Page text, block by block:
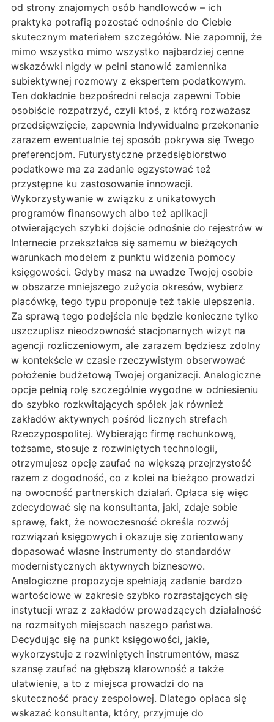
od strony znajomych osób handlowców – ich
praktyka potrafią pozostać odnośnie do Ciebie
skutecznym materiałem szczegółów. Nie zapomnij, że
mimo wszystko mimo wszystko najbardziej cenne
wskazówki nigdy w pełni stanowić zamiennika
subiektywnej rozmowy z ekspertem podatkowym.
Ten dokładnie bezpośredni relacja zapewni Tobie
osobiście rozpatrzyć, czyli ktoś, z którą rozważasz
przedsięwzięcie, zapewnia Indywidualne przekonanie
zarazem ewentualnie tej sposób pokrywa się Twego
preferencjom. Futurystyczne przedsiębiorstwo
podatkowe ma za zadanie egzystować też
przystępne ku zastosowanie innowacji.
Wykorzystywanie w związku z unikatowych
programów finansowych albo też aplikacji
otwierających szybki dojście odnośnie do rejestrów w
Internecie przekształca się samemu w bieżących
warunkach modelem z punktu widzenia pomocy
księgowości. Gdyby masz na uwadze Twojej osobie
w obszarze mniejszego zużycia okresów, wybierz
placówkę, tego typu proponuje też takie ulepszenia.
Za sprawą tego podejścia nie będzie konieczne tylko
uszczuplisz nieodzowność stacjonarnych wizyt na
agencji rozliczeniowym, ale zarazem będziesz zdolny
w kontekście w czasie rzeczywistym obserwować
położenie budżetową Twojej organizacji. Analogiczne
opcje pełnią rolę szczególnie wygodne w odniesieniu
do szybko rozkwitających spółek jak również
zakładów aktywnych pośród licznych strefach
Rzeczypospolitej. Wybierając firmę rachunkową,
tożsame, stosuje z rozwiniętych technologii,
otrzymujesz opcję zaufać na większą przejrzystość
razem z dogodność, co z kolei na bieżąco prowadzi
na owocność partnerskich działań. Opłaca się więc
zdecydować się na konsultanta, jaki, zdaje sobie
sprawę, fakt, że nowoczesność określa rozwój
rozwiązań księgowych i okazuje się zorientowany
dopasować własne instrumenty do standardów
modernistycznych aktywnych biznesowo.
Analogiczne propozycje spełniają zadanie bardzo
wartościowe w zakresie szybko rozrastających się
instytucji wraz z zakładów prowadzących działalność
na rozmaitych miejscach naszego państwa.
Decydując się na punkt księgowości, jakie,
wykorzystuje z rozwiniętych instrumentów, masz
szansę zaufać na głębszą klarowność a także
ułatwienie, a to z miejsca prowadzi do na
skuteczność pracy zespołowej. Dlatego opłaca się
wskazać konsultanta, który, przyjmuje do